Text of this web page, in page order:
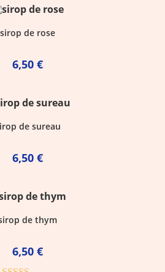
sirop de rose
6,50 €
de sureau
6,50 €
de thym
6,50 €